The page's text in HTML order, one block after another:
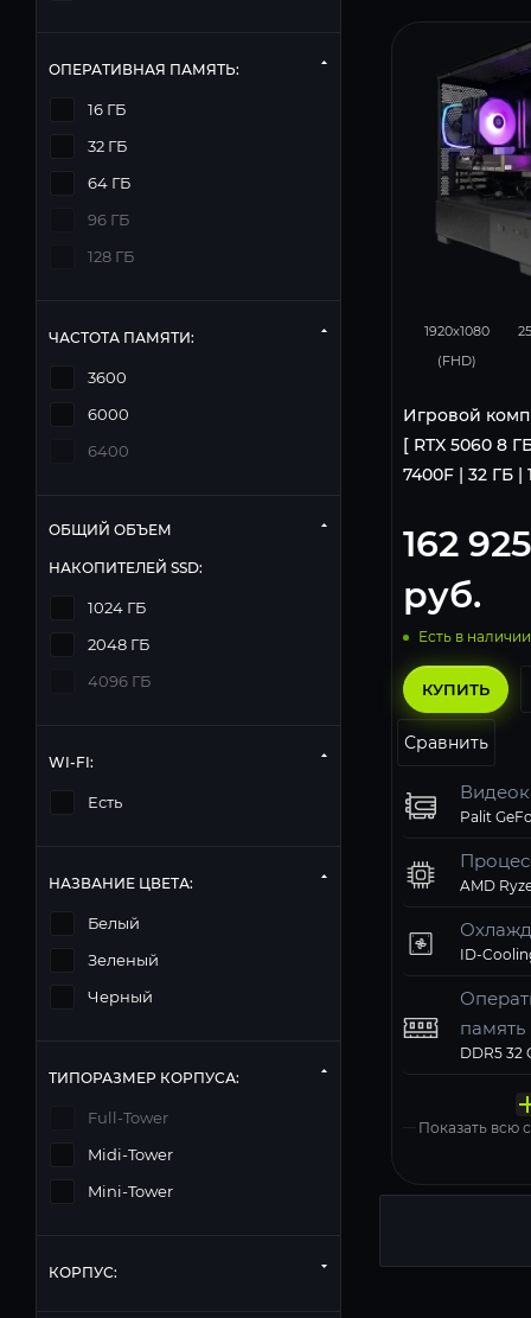
1920x1080
(FHD)
Игровой
[ RTX 5060 8
7400F | 32 ГБ |
162 925
руб.
Есть в наличии
КУПИТЬ
Сравнить
AMD
память
Windows
Показать всю
ОПЕРАТИВНАЯ ПАМЯТЬ:
16 ГБ
32 ГБ
64 ГБ
96 ГБ
128 ГБ
ЧАСТОТА ПАМЯТИ:
3600
6000
6400
ОБЩИЙ ОБЪЕМ
НАКОПИТЕЛЕЙ SSD:
1024 ГБ
2048 ГБ
4096 ГБ
WI-FI:
Есть
НАЗВАНИЕ ЦВЕТА:
Белый
Зеленый
Черный
ТИПОРАЗМЕР КОРПУСА:
Full-Tower
Midi-Tower
Mini-Tower
КОРПУС: